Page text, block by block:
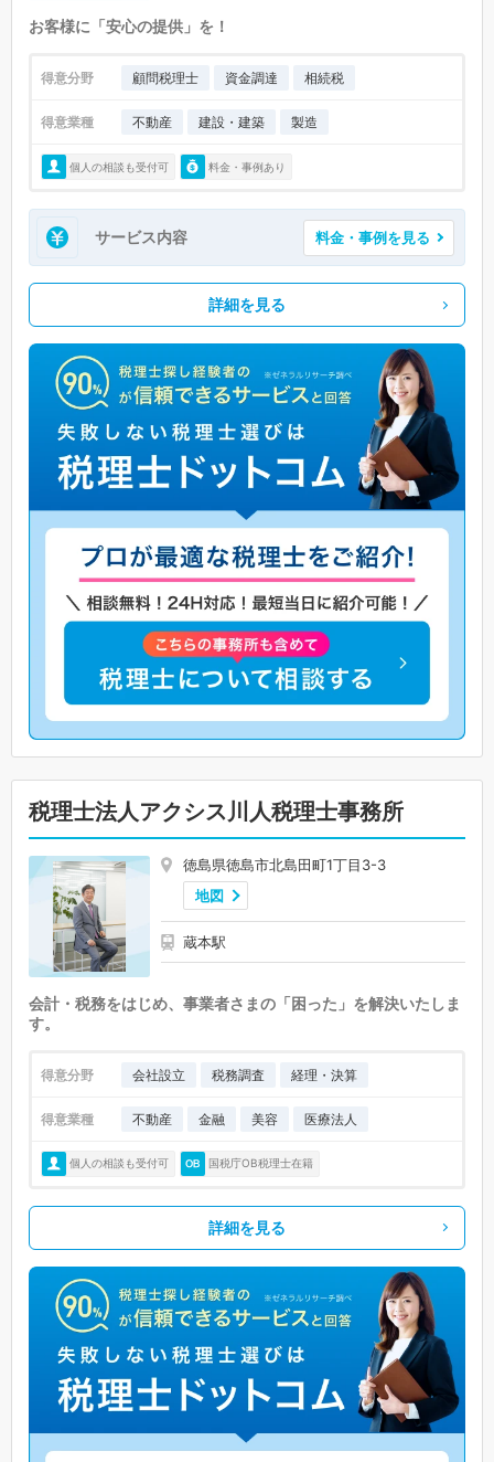
お客様に「安心の提供」を！
得意分野 顧問税理士 資金調達 相続税
得意業種 不動産 建設・建築 製造
個人の相談も受付可 料金・事例あり
サービス内容 料金・事例を見る
詳細を見る
税理士法人アクシス川人税理士事務所
徳島県徳島市北島田町1丁目3-3
地図
蔵本駅
会計・税務をはじめ、事業者さまの「困った」を解決いたしま
す。
得意分野 会社設立 税務調査 経理・決算
得意業種 不動産 金融 美容 医療法人
個人の相談も受付可 国税庁OB税理士在籍
詳細を見る